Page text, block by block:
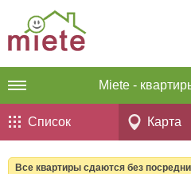
Miete -
Список Карта
Все квартиры сдаются без